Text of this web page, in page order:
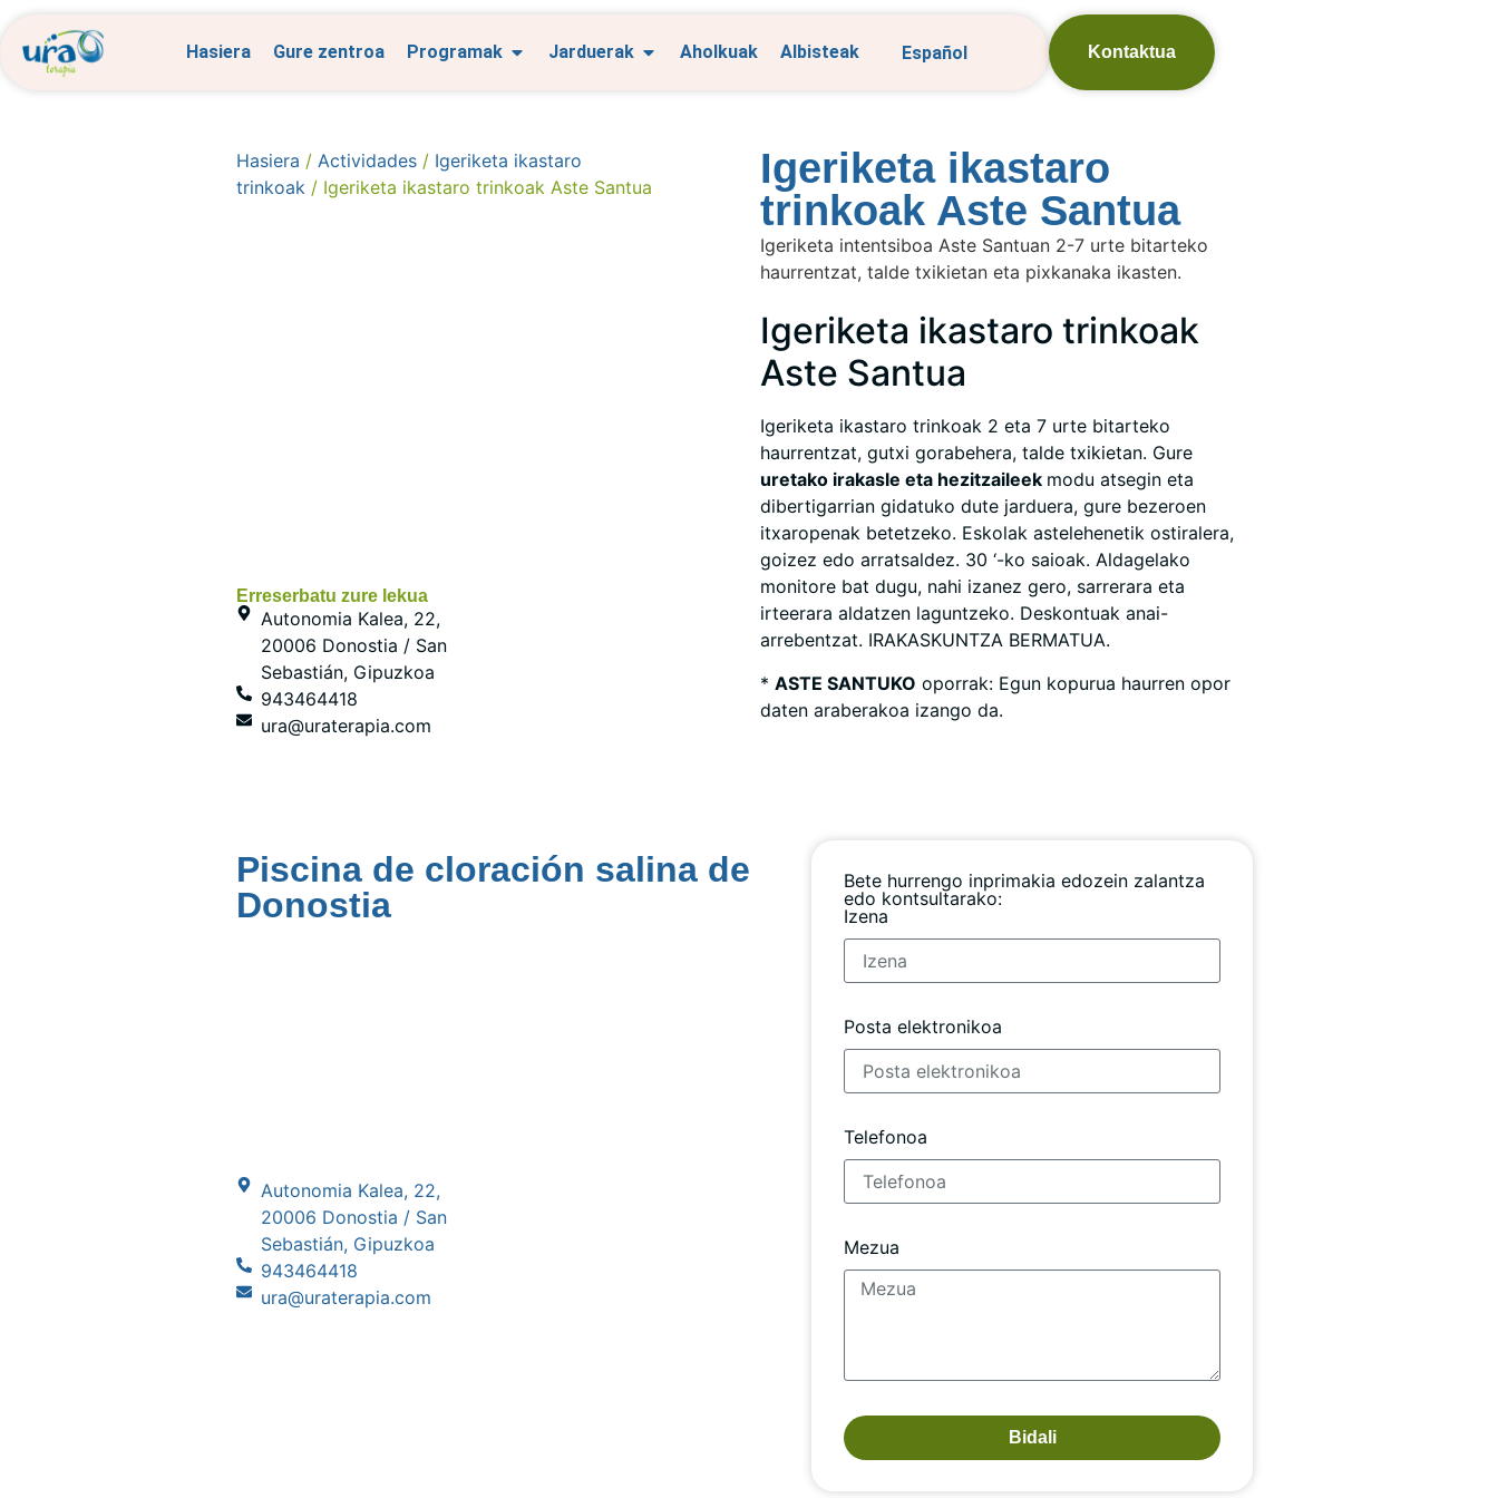
Hasiera Gure zentroa Programak Jarduerak Aholkuak Albisteak Español Kontaktua
Hasiera / Actividades/ Igeriketa ikastaro
trinkoak / Igeriketa ikastaro trinkoak Aste Santua
Erreserbatu zure lekua
Autonomia Kalea, 22,
20006 Donostia / San
Sebastián, Gipuzkoa
943464418
ura@uraterapia.com
Igeriketa ikastaro
trinkoak Aste Santua
Igeriketa intentsiboa Aste Santuan 2-7 urte bitarteko
haurrentzat, talde txikietan eta pixkanaka ikasten.
Igeriketa ikastaro trinkoak
Aste Santua
Igeriketa ikastaro trinkoak 2 eta 7 urte bitarteko
haurrentzat, gutxi gorabehera, talde txikietan. Gure
uretako irakasle eta hezitzaileek modu atsegin eta
dibertigarrian gidatuko dute jarduera, gure bezeroen
itxaropenak betetzeko. Eskolak astelehenetik ostiralera,
goizez edo arratsaldez. 30 ‘-ko saioak. Aldagelako
monitore bat dugu, nahi izanez gero, sarrerara eta
irteerara aldatzen laguntzeko. Deskontuak anai-
arrebentzat. IRAKASKUNTZA BERMATUA.
* ASTE SANTUKO oporrak: Egun kopurua haurren opor
daten araberakoa izango da.
Piscina de cloración salina de
Donostia
Autonomia Kalea, 22,
20006 Donostia / San
Sebastián, Gipuzkoa
943464418
ura@uraterapia.com
Bete hurrengo inprimakia edozein zalantza
edo kontsultarako:
Izena
Posta elektronikoa
Telefonoa
Mezua
Bidali